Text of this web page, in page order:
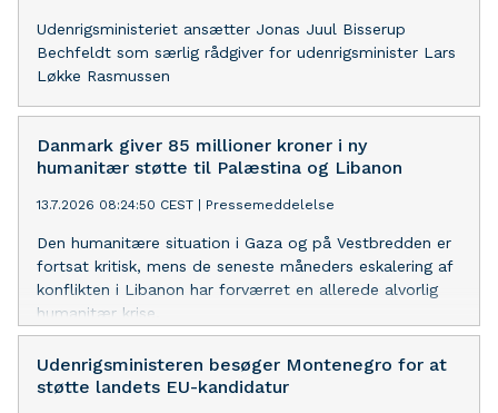
Udenrigsministeriet ansætter Jonas Juul Bisserup
Bechfeldt som særlig rådgiver for udenrigsminister Lars
Løkke Rasmussen
Danmark giver 85 millioner kroner i ny
humanitær støtte til Palæstina og Libanon
13.7.2026 08:24:50 CEST Pressemeddelelse
Den humanitære situation i Gaza og på Vestbredden er
fortsat kritisk, mens de seneste måneders eskalering af
konflikten i Libanon har forværret en allerede alvorlig
humanitær krise.
Udenrigsministeren besøger Montenegro for at
støtte landets EU-kandidatur